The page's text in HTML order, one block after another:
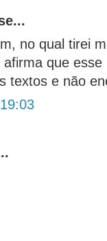
no qual tirei
que
textos e não